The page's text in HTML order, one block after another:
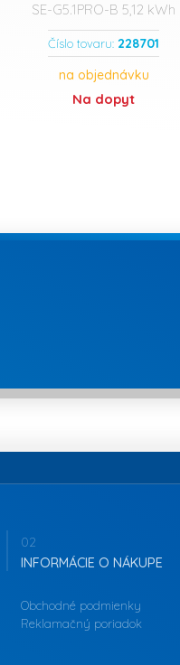
SE-G5.1PRO-B 5,12 kWh
Číslo tovaru: 228701
na objednávku
Na dopyt
02
INFORMÁCIE O NÁKUPE
Obchodné podmienky
Reklamačný poriadok